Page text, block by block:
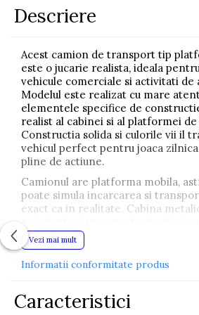
Descriere
Acest camion de transport tip
este o jucarie realista, ideala
vehicule comerciale si activitati de
Modelul este realizat cu mare
elementele specifice de
realist al cabinei si al platformei
Constructia solida si culorile vii il
vehicul perfect pentru joaca
pline de actiune.
Camionul are platforma mobila,
poate simula incarcarea si
exact ca in realitate. Cabina
deschid permit jocul de rol “soferul
facand experienta mai interesanta.
Efectele de lumini si sunete cresc
interventii reale. Camionul
incluse, asa ca poate fi folosit
Vezi mai mult
Informatii conformitate produs
Caracteristici